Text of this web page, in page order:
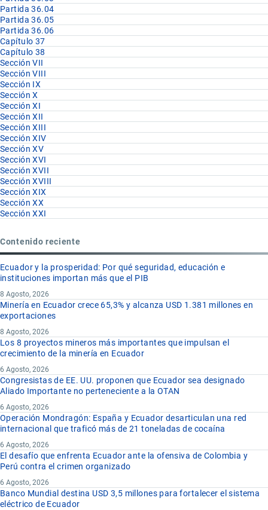
Partida 36.04
Partida 36.05
Partida 36.06
Capítulo 37
Capítulo 38
Sección VII
Sección VIII
Sección IX
Sección X
Sección XI
Sección XII
Sección XIII
Sección XIV
Sección XV
Sección XVI
Sección XVII
Sección XVIII
Sección XIX
Sección XX
Sección XXI
Contenido reciente
Ecuador y la prosperidad: Por qué seguridad, educación e
instituciones importan más que el PIB
8 Agosto, 2026
Minería en Ecuador crece 65,3% y alcanza USD 1.381 millones en
exportaciones
8 Agosto, 2026
Los 8 proyectos mineros más importantes que impulsan el
crecimiento de la minería en Ecuador
6 Agosto, 2026
Congresistas de EE. UU. proponen que Ecuador sea designado
Aliado Importante no perteneciente a la OTAN
6 Agosto, 2026
Operación Mondragón: España y Ecuador desarticulan una red
internacional que traficó más de 21 toneladas de cocaína
6 Agosto, 2026
El desafío que enfrenta Ecuador ante la ofensiva de Colombia y
Perú contra el crimen organizado
6 Agosto, 2026
Banco Mundial destina USD 3,5 millones para fortalecer el sistema
eléctrico de Ecuador